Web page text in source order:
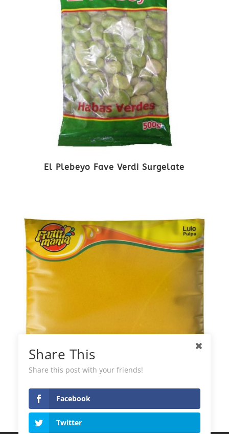
El Plebeyo Fave Verdi Surgelate
Fruttimania Polpa Congelata di Lulo
Share This
Share this post with your friends!
Facebook
Twitter